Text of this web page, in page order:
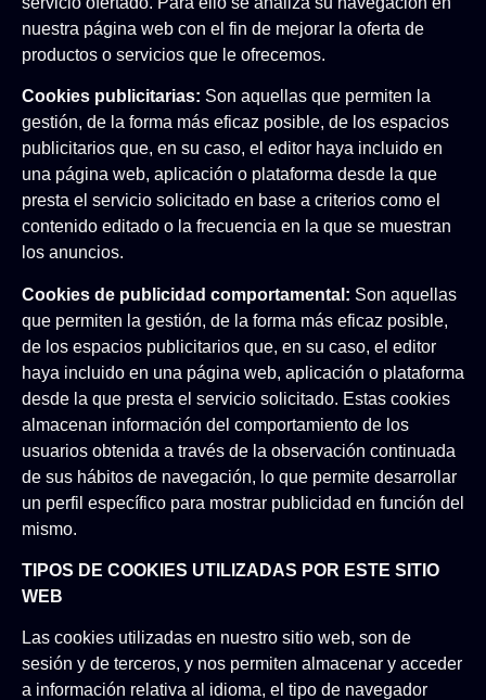
nuestra página web con el fin de mejorar la oferta de
productos o servicios que le ofrecemos.
Cookies publicitarias: Son aquellas que permiten la
gestión, de la forma más eficaz posible, de los espacios
publicitarios que, en su caso, el editor haya incluido en
una página web, aplicación o plataforma desde la que
presta el servicio solicitado en base a criterios como el
contenido editado o la frecuencia en la que se muestran
los anuncios.
Cookies de publicidad comportamental: Son aquellas
que permiten la gestión, de la forma más eficaz posible,
de los espacios publicitarios que, en su caso, el editor
haya incluido en una página web, aplicación o plataforma
desde la que presta el servicio solicitado. Estas cookies
almacenan información del comportamiento de los
usuarios obtenida a través de la observación continuada
de sus hábitos de navegación, lo que permite desarrollar
un perfil especí­fico para mostrar publicidad en función del
mismo.
TIPOS DE COOKIES UTILIZADAS POR ESTE SITIO
WEB
Las cookies utilizadas en nuestro sitio web, son de
sesión y de terceros, y nos permiten almacenar y acceder
a información relativa al idioma, el tipo de navegador